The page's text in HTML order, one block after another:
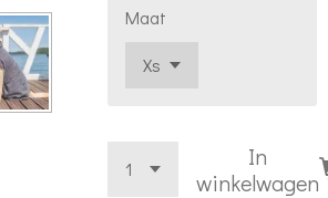
Maat
In
winkelwagen